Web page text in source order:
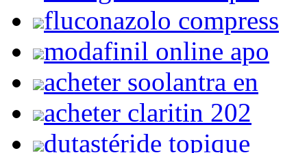
fluconazolo compress
modafinil online apo
acheter soolantra en
acheter claritin 202
dutastéride topique